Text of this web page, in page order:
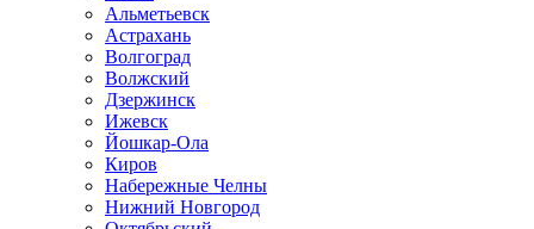
Альметьевск
Астрахань
Волгоград
Волжский
Дзержинск
Ижевск
Йошкар-Ола
Киров
Набережные Челны
Нижний Новгород